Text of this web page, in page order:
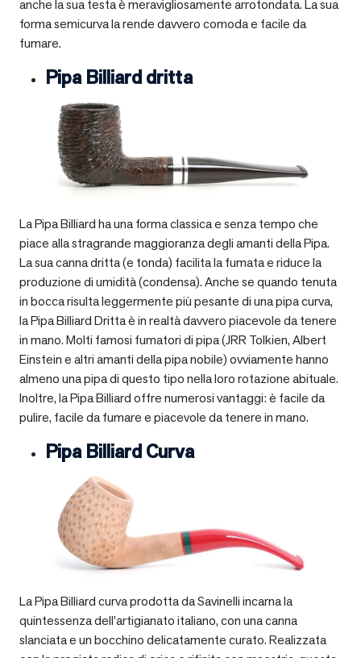
anche la sua testa è meravigliosamente arrotondata. La sua
forma semicurva la rende davvero comoda e facile da
fumare.
Pipa Billiard dritta
La Pipa Billiard ha una forma classica e senza tempo che
piace alla stragrande maggioranza degli amanti della Pipa.
La sua canna dritta (e tonda) facilita la fumata e riduce la
produzione di umidità (condensa). Anche se quando tenuta
in bocca risulta leggermente più pesante di una pipa curva,
la Pipa Billiard Dritta è in realtà davvero piacevole da tenere
in mano. Molti famosi fumatori di pipa (JRR Tolkien, Albert
Einstein e altri amanti della pipa nobile) ovviamente hanno
almeno una pipa di questo tipo nella loro rotazione abituale.
Inoltre, la Pipa Billiard offre numerosi vantaggi: è facile da
pulire, facile da fumare e piacevole da tenere in mano.
Pipa Billiard Curva
La Pipa Billiard curva prodotta da Savinelli incarna la
quintessenza dell’artigianato italiano, con una canna
slanciata e un bocchino delicatamente curato. Realizzata